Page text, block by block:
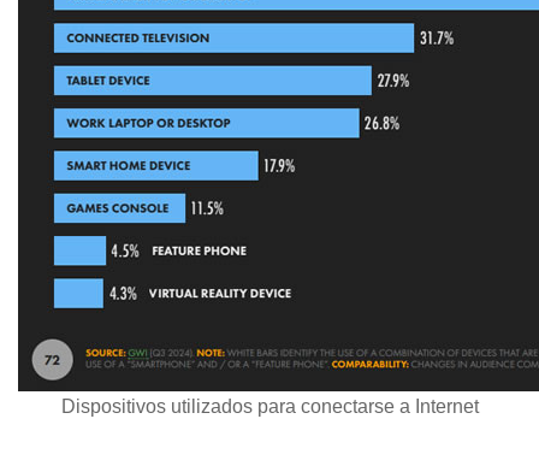
Dispositivos utilizados para conectarse a Internet